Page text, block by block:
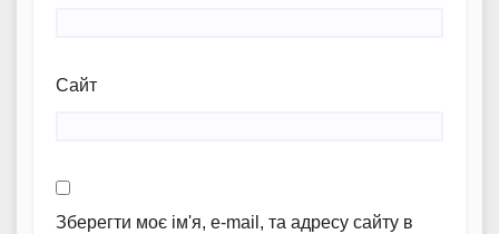
Сайт
Зберегти моє ім'я, e-mail, та адресу сайту в